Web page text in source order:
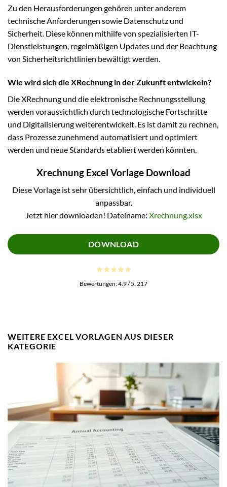
Zu den Herausforderungen gehören unter anderem
technische Anforderungen sowie Datenschutz und
Sicherheit. Diese können mithilfe von spezialisierten IT-
Dienstleistungen, regelmäßigen Updates und der Beachtung
von Sicherheitsrichtlinien bewältigt werden.
Wie wird sich die XRechnung in der Zukunft entwickeln?
Die XRechnung und die elektronische Rechnungsstellung
werden voraussichtlich durch technologische Fortschritte
und Digitalisierung weiterentwickelt. Es ist damit zu rechnen,
dass Prozesse zunehmend automatisiert und optimiert
werden und neue Standards etabliert werden könnten.
Xrechnung Excel Vorlage Download
Diese Vorlage ist sehr übersichtlich, einfach und individuell
anpassbar.
Jetzt hier downloaden! Dateiname: Xrechnung.xlsx
DOWNLOAD
Bewertungen:4.9/ 5. 217
WEITERE EXCEL VORLAGEN AUS DIESER
KATEGORIE